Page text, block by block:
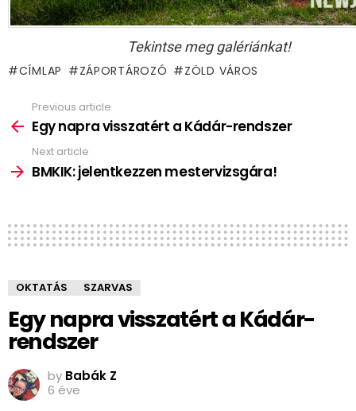
Tekintse meg galériánkat!
CÍMLAP ZÁPORTÁROZÓ ZÖLD VÁROS
more
Previous article
Egy napra visszatért a Kádár-rendszer
Next article
BMKIK: jelentkezzen mestervizsgára!
OKTATÁS SZARVAS
Egy napra visszatért a Kádár-
rendszer
by Babák Z
6 éve